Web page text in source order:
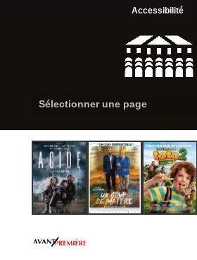
Accessibilité
Sélectionner une page